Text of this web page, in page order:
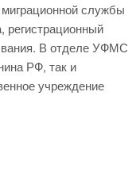
службы
регистрационный
В отделе УФМС
РФ, так и
учреждение